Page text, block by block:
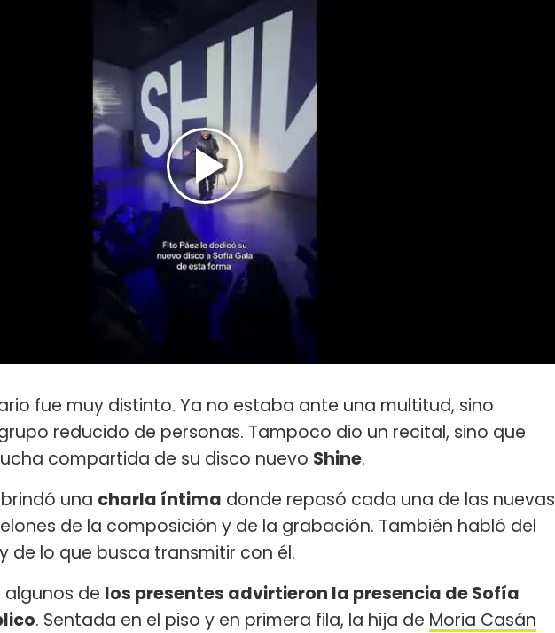
fue muy distinto. Ya no estaba ante una multitud, sino
reducido de personas. Tampoco dio un recital, sino que
compartida de su disco nuevo Shine.
una charla íntima donde repasó cada una de las nuevas
de la composición y de la grabación. También habló del
de lo que busca transmitir con él.
algunos de los presentes advirtieron la presencia de Sofía
. Sentada en el piso y en primera fila, la hija de Moria Casán